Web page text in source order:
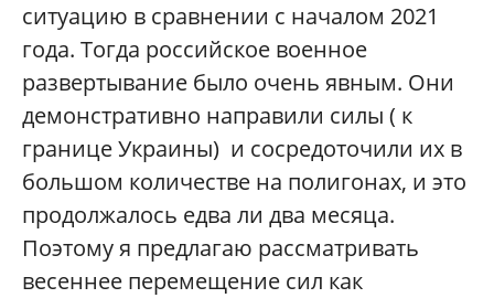
ситуацию в сравнении с началом 2021
года. Тогда российское военное
развертывание было очень явным. Они
демонстративно направили силы ( к
границе Украины) и сосредоточили их в
большом количестве на полигонах, и это
продолжалось едва ли два месяца.
Поэтому я предлагаю рассматривать
весеннее перемещение сил как